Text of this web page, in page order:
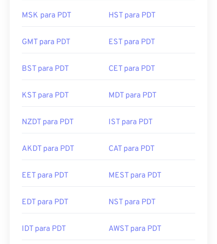
MSK para PDT HST para PDT
GMT para PDT EST para PDT
BST para PDT CET para PDT
KST para PDT MDT para PDT
NZDT para PDT IST para PDT
AKDT para PDT CAT para PDT
EET para PDT MEST para PDT
EDT para PDT NST para PDT
IDT para PDT AWST para PDT